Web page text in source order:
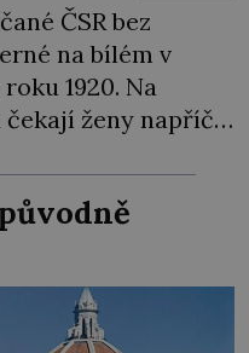
ČSR bez
na bílém v
1920. Na
ženy napříč
dlouhá staletí
že se v průběhu
velká